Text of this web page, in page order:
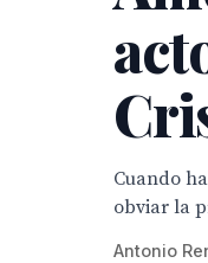
Cuando
obviar la
Antonio